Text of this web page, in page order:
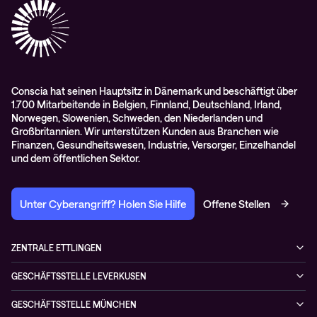
RMA-Antrag
AGB
Conscia hat seinen Hauptsitz in Dänemark und beschäftigt über
1.700 Mitarbeitende in Belgien, Finnland, Deutschland, Irland,
Norwegen, Slowenien, Schweden, den Niederlanden und
Großbritannien. Wir unterstützen Kunden aus Branchen wie
Finanzen, Gesundheitswesen, Industrie, Versorger, Einzelhandel
und dem öffentlichen Sektor.
Unter Cyberangriff? Holen Sie Hilfe Offene Stellen
ZENTRALE ETTLINGEN
Otto-Hahn-Str. 18
76275 Ettlingen
Deutschland
GESCHÄFTSSTELLE LEVERKUSEN
Düsseldorfer Straße 29
51379 Leverkusen
GESCHÄFTSSTELLE MÜNCHEN